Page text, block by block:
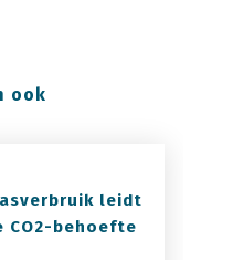
ook
leidt
behoefte